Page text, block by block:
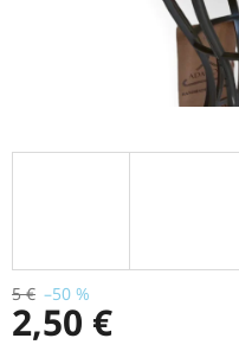
5 € –50 %
2,50 €